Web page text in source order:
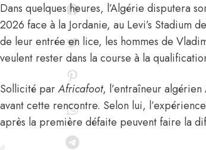
Dans quelques heures, l’Algérie disputera
2026 face à la Jordanie, au Levi’s Stadium
de leur entrée en lice, les hommes de
veulent rester dans la course à la
Sollicité parAfricafoot, l’entraîneur algérien
avant cette rencontre. Selon lui,
après la première défaite peuvent faire la